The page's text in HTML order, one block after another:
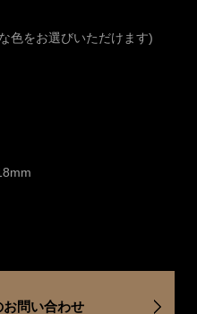
色をお選びいただけます)
問い合わせ